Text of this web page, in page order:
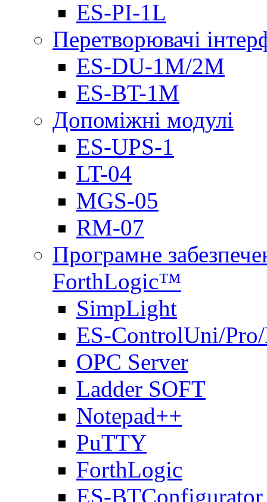
ES-PI-1L
Перетворювачі
ES-DU-1M/2M
ES-BT-1M
Допоміжні модулі
ES-UPS-1
LT-04
МGS-05
RM-07
Програмне
ForthLogic™
SimpLight
ES-ControlUni/
OPC Server
Ladder SOFT
Notepad++
PuTTY
ForthLogic
ES-BTConfigurator